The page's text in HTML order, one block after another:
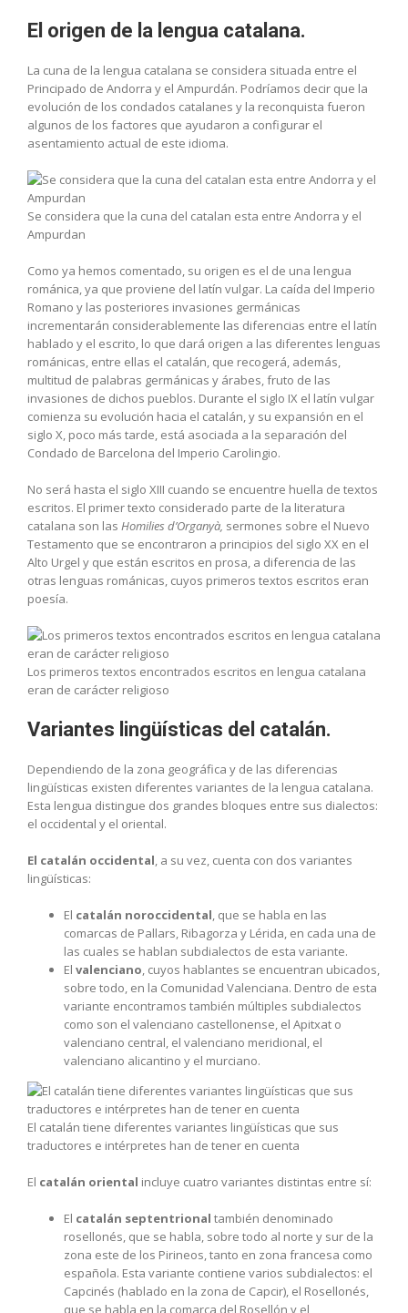
El origen de la lengua catalana.
La cuna de la lengua catalana se considera situada entre el
Principado de Andorra y el Ampurdán. Podríamos decir que la
evolución de los condados catalanes y la reconquista fueron
algunos de los factores que ayudaron a configurar el
asentamiento actual de este idioma.
Se considera que la cuna del catalan esta entre Andorra y el
Ampurdan
Como ya hemos comentado, su origen es el de una lengua
románica, ya que proviene del latín vulgar. La caída del Imperio
Romano y las posteriores invasiones germánicas
incrementarán considerablemente las diferencias entre el latín
hablado y el escrito, lo que dará origen a las diferentes lenguas
románicas, entre ellas el catalán, que recogerá, además,
multitud de palabras germánicas y árabes, fruto de las
invasiones de dichos pueblos. Durante el siglo IX el latín vulgar
comienza su evolución hacia el catalán, y su expansión en el
siglo X, poco más tarde, está asociada a la separación del
Condado de Barcelona del Imperio Carolingio.
No será hasta el siglo XIII cuando se encuentre huella de textos
escritos. El primer texto considerado parte de la literatura
catalana son las Homilies d’Organyà, sermones sobre el Nuevo
Testamento que se encontraron a principios del siglo XX en el
Alto Urgel y que están escritos en prosa, a diferencia de las
otras lenguas románicas, cuyos primeros textos escritos eran
poesía.
Los primeros textos encontrados escritos en lengua catalana
eran de carácter religioso
Variantes lingüísticas del catalán.
Dependiendo de la zona geográfica y de las diferencias
lingüísticas existen diferentes variantes de la lengua catalana.
Esta lengua distingue dos grandes bloques entre sus dialectos:
el occidental y el oriental.
El catalán occidental, a su vez, cuenta con dos variantes
lingüísticas:
El catalán noroccidental, que se habla en las
comarcas de Pallars, Ribagorza y Lérida, en cada una de
las cuales se hablan subdialectos de esta variante.
El valenciano, cuyos hablantes se encuentran ubicados,
sobre todo, en la Comunidad Valenciana. Dentro de esta
variante encontramos también múltiples subdialectos
como son el valenciano castellonense, el Apitxat o
valenciano central, el valenciano meridional, el
valenciano alicantino y el murciano.
El catalán tiene diferentes variantes lingüísticas que sus
traductores e intérpretes han de tener en cuenta
El catalán oriental incluye cuatro variantes distintas entre sí:
El catalán septentrional también denominado
rosellonés, que se habla, sobre todo al norte y sur de la
zona este de los Pirineos, tanto en zona francesa como
española. Esta variante contiene varios subdialectos: el
Capcinés (hablado en la zona de Capcir), el Rosellonés,
que se habla en la comarca del Rosellón y el